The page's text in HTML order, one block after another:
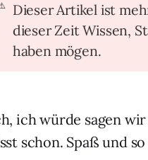
Dieser Artikel ist
dieser Zeit Wissen,
haben mögen.
ich würde sagen
schon. Spaß und